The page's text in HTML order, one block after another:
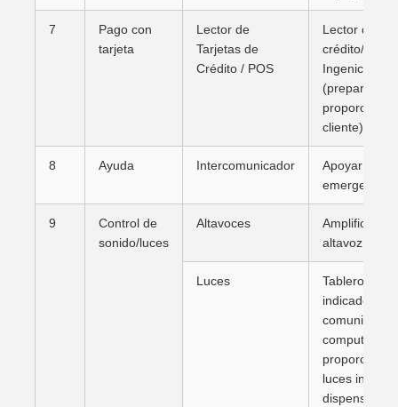
7
Pago con
tarjeta
Lector de
Tarjetas de
Crédito / POS
Lector de
crédito/POS
Ingenico/
cliente)
8 Ayuda Intercomunicador
Apoyar
emergencia
9
Control de
sonido/luces
Altavoces
Amplificador
altavoz 2x5W
Luces
Tablero de
indicadoras
comunica
proporciona
luces